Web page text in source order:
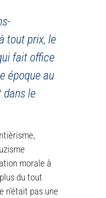
tout prix, le
fait office
époque au
dans le
morale à
du tout
n’était pas une